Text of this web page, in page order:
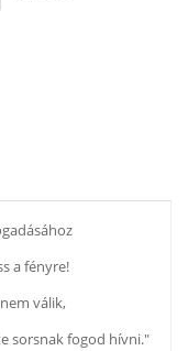
a fényre!
válik,
sorsnak fogod hívni."